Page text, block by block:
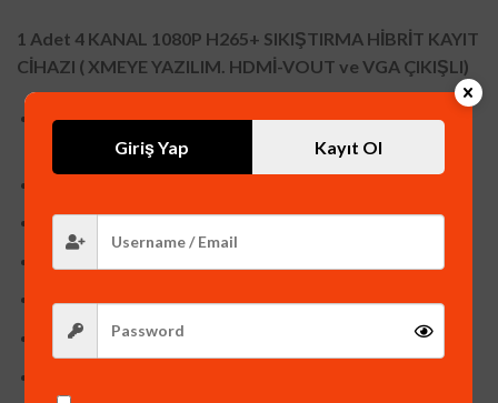
1 Adet 4 KANAL 1080P H265+ SIKIŞTIRMA HİBRİT KAYIT
CİHAZI ( XMEYE YAZILIM. HDMİ-VOUT ve VGA ÇIKIŞLI)
4 Kanal Görüntü ve 4 Kanal Ses Girişi 1080P
ÇÖZÜNÜRLÜKTE Kayıt
5 Megapiksel Kamera Çalıştırma
Wİ-Fİ Aparat ile WİFİ den bağlantı Desteği
3G/4G WINN DESTEĞİ
Giriş Yap Kayıt Ol